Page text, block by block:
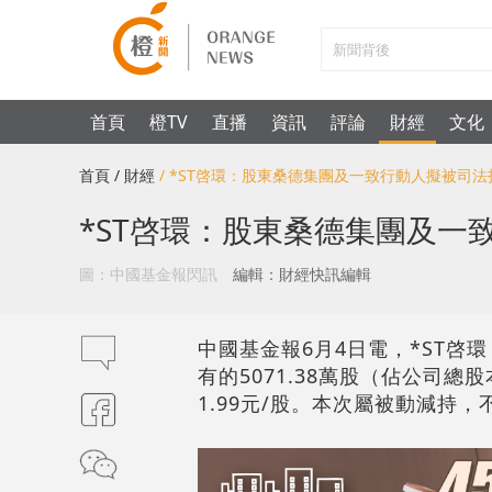
首頁 橙TV 直播 資訊 評論 財經 文化
首頁 / 財經 / *ST啓環：股東桑德集團及一致行動人擬被司
*ST啓環：股東桑德集團及一
圖：中國基金報閃訊 編輯：財經快訊編輯
中國基金報6月4日電，*ST啓
有的5071.38萬股（佔公司總
1.99元/股。本次屬被動減持，